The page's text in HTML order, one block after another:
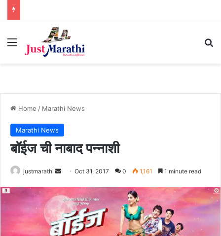
Menu
Home / Marathi News
Marathi News
बॉईज ची नाबाद पन्नाशी
justmarathi
n
d
a
n
Oct 31, 2017 0 1,161 1 minute read